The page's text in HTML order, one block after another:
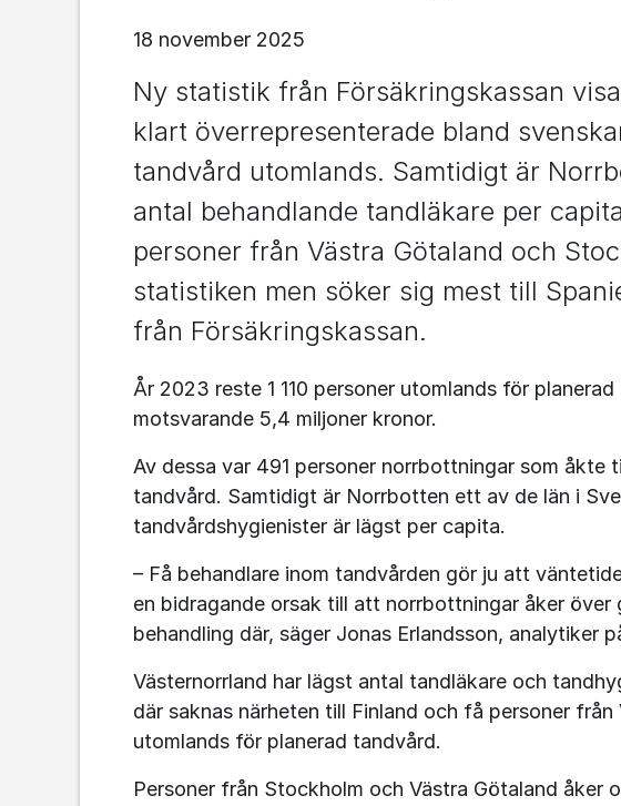
18 november 2025
Ny statistik från Försäkringskassan
klart överrepresenterade bland
tandvård utomlands. Samtidigt är
antal behandlande tandläkare per
personer från Västra Götaland och
statistiken men söker sig mest till
från Försäkringskassan.
År 2023 reste 1 110 personer utomlands för
motsvarande 5,4 miljoner kronor.
Av dessa var 491 personer norrbottningar som åkte
tandvård. Samtidigt är Norrbotten ett av de län i
tandvårdshygienister är lägst per capita.
– Få behandlare inom tandvården gör ju att
en bidragande orsak till att norrbottningar åker över
behandling där, säger Jonas Erlandsson, analytiker
Västernorrland har lägst antal tandläkare och
där saknas närheten till Finland och få personer
utomlands för planerad tandvård.
Personer från Stockholm och Västra Götaland åker